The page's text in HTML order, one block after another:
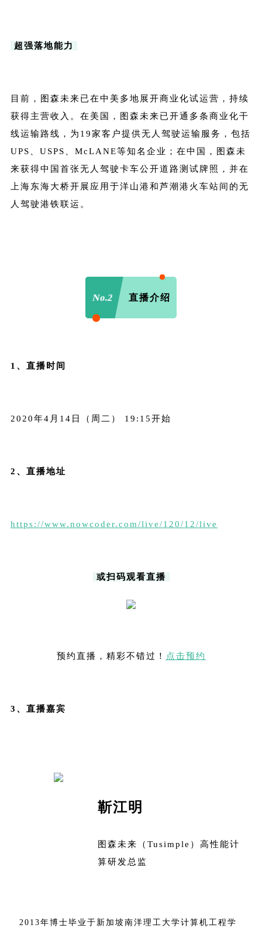
超强落地能力
目前，图森未来已在中美多地展开商业化试运营，持续
获得主营收入。在美国，图森未来已开通多条商业化干
线运输路线，为19家客户提供无人驾驶运输服务，包括
UPS、USPS、McLANE等知名企业；在中国，图森未
来获得中国首张无人驾驶卡车公开道路测试牌照，并在
上海东海大桥开展应用于洋山港和芦潮港火车站间的无
人驾驶港铁联运。
No.2 直播介绍
1、直播时间
2020年4月14日（周二） 19:15开始
2、直播地址
https://www.nowcoder.com/live/120/12/live
或扫码观看直播
预约直播，精彩不错过！ 点击预约
3、直播嘉宾
靳江明
图森未来（Tusimple）高性能计
算研发总监
2013年博士毕业于新加坡南洋理工大学计算机工程学